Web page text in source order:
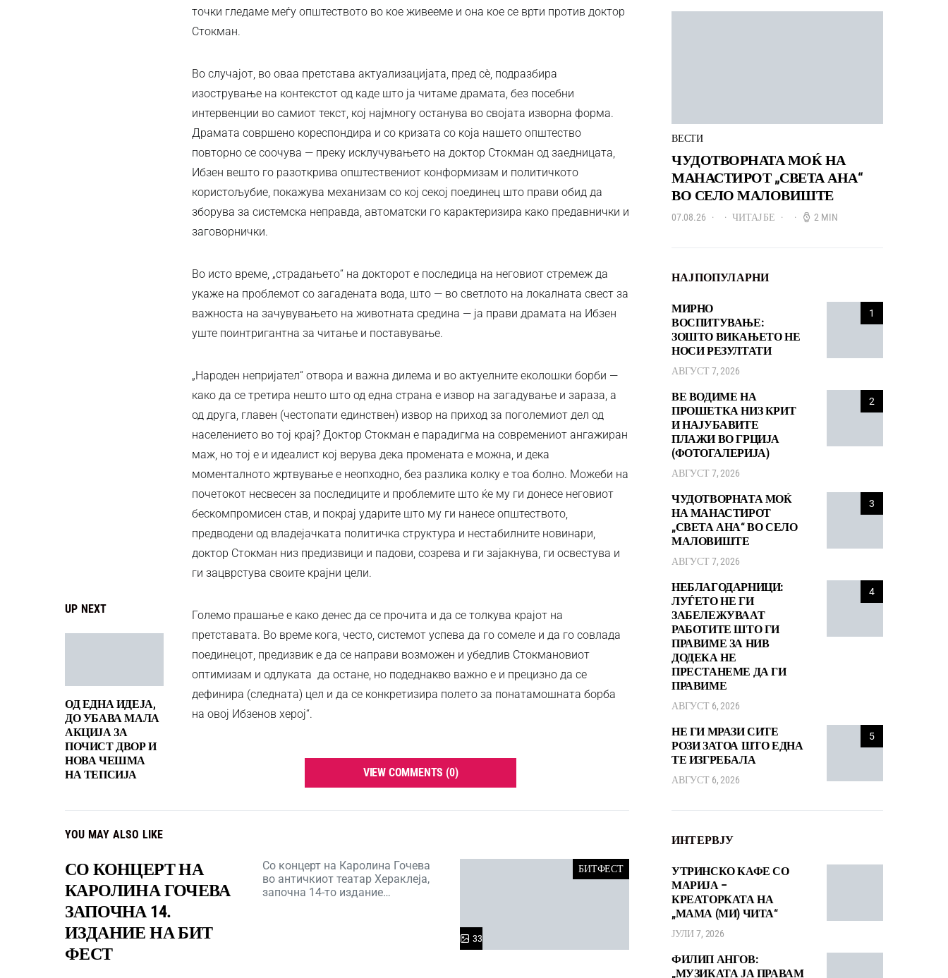
UP NEXT
ОД ЕДНА ИДЕЈА,
ДО УБАВА МАЛА
АКЦИЈА ЗА
ПОЧИСТ ДВОР И
НОВА ЧЕШМА
НА ТЕПСИЈА
точки гледаме меѓу општеството во кое живееме и она кое се врти против доктор
Стокман.
Во случајот, во оваа претстава актуализацијата, пред сѐ, подразбира
изострување на контекстот од каде што ја читаме драмата, без посебни
интервенции во самиот текст, кој најмногу останува во својата изворна форма.
Драмата совршено кореспондира и со кризата со која нашето општество
повторно се соочува — преку исклучувањето на доктор Стокман од заедницата,
Ибзен вешто го разоткрива општествениот конформизам и политичкото
користољубие, покажува механизам со кој секој поединец што прави обид да
зборува за системска неправда, автоматски го карактеризира како предавнички и
заговорнички.
Во исто време, „страдањето“ на докторот е последица на неговиот стремеж да
укаже на проблемот со загадената вода, што — во светлото на локалната свест за
важноста на зачувувањето на животната средина — ја прави драмата на Ибзен
уште поинтригантна за читање и поставување.
„Народен непријател“ отвора и важна дилема и во актуелните еколошки борби —
како да се третира нешто што од една страна е извор на загадување и зараза, а
од друга, главен (честопати единствен) извор на приход за поголемиот дел од
населението во тој крај? Доктор Стокман е парадигма на современиот ангажиран
маж, но тој е и идеалист кој верува дека промената е можна, и дека
моменталното жртвување е неопходно, без разлика колку е тоа болно. Можеби на
почетокот несвесен за последиците и проблемите што ќе му ги донесе неговиот
бескомпромисен став, и покрај ударите што му ги нанесе општеството,
предводени од владејачката политичка структура и нестабилните новинари,
доктор Стокман низ предизвици и падови, созрева и ги зајакнува, ги освестува и
ги зацврстува своите крајни цели.
Големо прашање е како денес да се прочита и да се толкува крајот на
претставата. Во време кога, често, системот успева да го сомеле и да го совлада
поединецот, предизвик е да се направи возможен и убедлив Стокмановиот
оптимизам и одлуката да остане, но подеднакво важно е и прецизно да се
дефинира (следната) цел и да се конкретизира полето за понатамошната борба
на овој Ибзенов херој“.
VIEW COMMENTS (0)
YOU MAY ALSO LIKE
БИТФЕСТ
33
СО КОНЦЕРТ НА
КАРОЛИНА ГОЧЕВА
ЗАПОЧНА 14.
ИЗДАНИЕ НА БИТ
ФЕСТ
Со концерт на Каролина Гочева
во античкиот театар Хераклеја,
започна 14-то издание…
ВЕСТИ
ЧУДОТВОРНАТА МОЌ НА
МАНАСТИРОТ „СВЕТА АНА“
ВО СЕЛО МАЛОВИШТЕ
07.08.26 ЧИТАЈ БЕ 2 MIN
НАЈПОПУЛАРНИ
1
МИРНО
ВОСПИТУВАЊЕ:
ЗОШТО ВИКАЊЕТО НЕ
НОСИ РЕЗУЛТАТИ
АВГУСТ 7, 2026
2
ВЕ ВОДИМЕ НА
ПРОШЕТКА НИЗ КРИТ
И НАЈУБАВИТЕ
ПЛАЖИ ВО ГРЦИЈА
(ФОТОГАЛЕРИЈА)
АВГУСТ 7, 2026
3
ЧУДОТВОРНАТА МОЌ
НА МАНАСТИРОТ
„СВЕТА АНА“ ВО СЕЛО
МАЛОВИШТЕ
АВГУСТ 7, 2026
4
НЕБЛАГОДАРНИЦИ:
ЛУЃЕТО НЕ ГИ
ЗАБЕЛЕЖУВААТ
РАБОТИТЕ ШТО ГИ
ПРАВИМЕ ЗА НИВ
ДОДЕКА НЕ
ПРЕСТАНЕМЕ ДА ГИ
ПРАВИМЕ
АВГУСТ 6, 2026
5
НЕ ГИ МРАЗИ СИТЕ
РОЗИ ЗАТОА ШТО ЕДНА
ТЕ ИЗГРЕБАЛА
АВГУСТ 6, 2026
ИНТЕРВЈУ
УТРИНСКО КАФЕ СО
МАРИЈА –
КРЕАТОРКАТА НА
„МАМА (МИ) ЧИТА“
ЈУЛИ 7, 2026
ФИЛИП АНГОВ:
„МУЗИКАТА ЈА ПРАВАМ